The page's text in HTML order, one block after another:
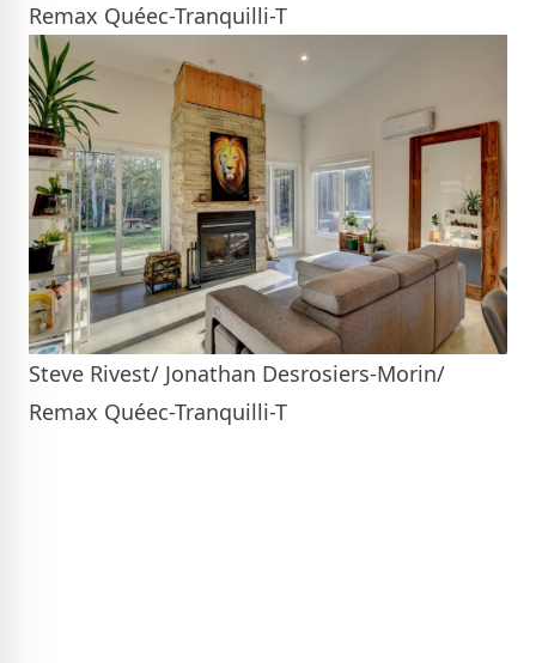
Remax Quéec-Tranquilli-T
Steve Rivest/ Jonathan Desrosiers-Morin/
Remax Quéec-Tranquilli-T